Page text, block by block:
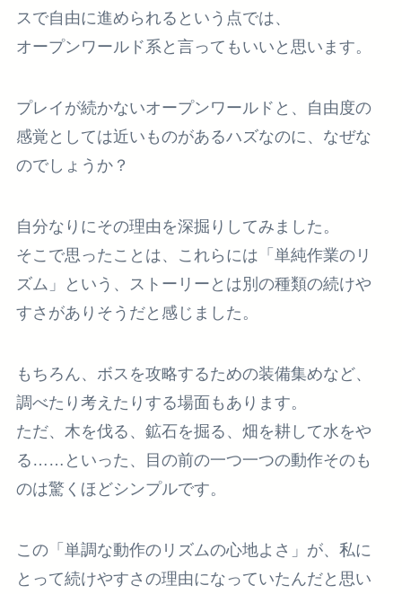
スで自由に進められるという点では、
オープンワールド系と言ってもいいと思います。
プレイが続かないオープンワールドと、自由度の
感覚としては近いものがあるハズなのに、なぜな
のでしょうか？
自分なりにその理由を深掘りしてみました。
そこで思ったことは、これらには「単純作業のリ
ズム」という、ストーリーとは別の種類の続けや
すさがありそうだと感じました。
もちろん、ボスを攻略するための装備集めなど、
調べたり考えたりする場面もあります。
ただ、木を伐る、鉱石を掘る、畑を耕して水をや
る……といった、目の前の一つ一つの動作そのも
のは驚くほどシンプルです。
この「単調な動作のリズムの心地よさ」が、私に
とって続けやすさの理由になっていたんだと思い